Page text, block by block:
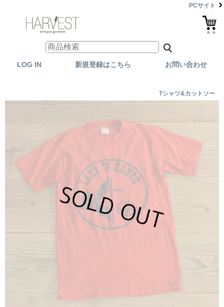
PCサイト
LOG IN 新規登録はこちら お問い合わせ
Tシャツ&カットソー